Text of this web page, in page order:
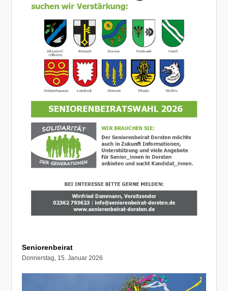
Seniorenbeirat
Donnerstag, 15. Januar 2026